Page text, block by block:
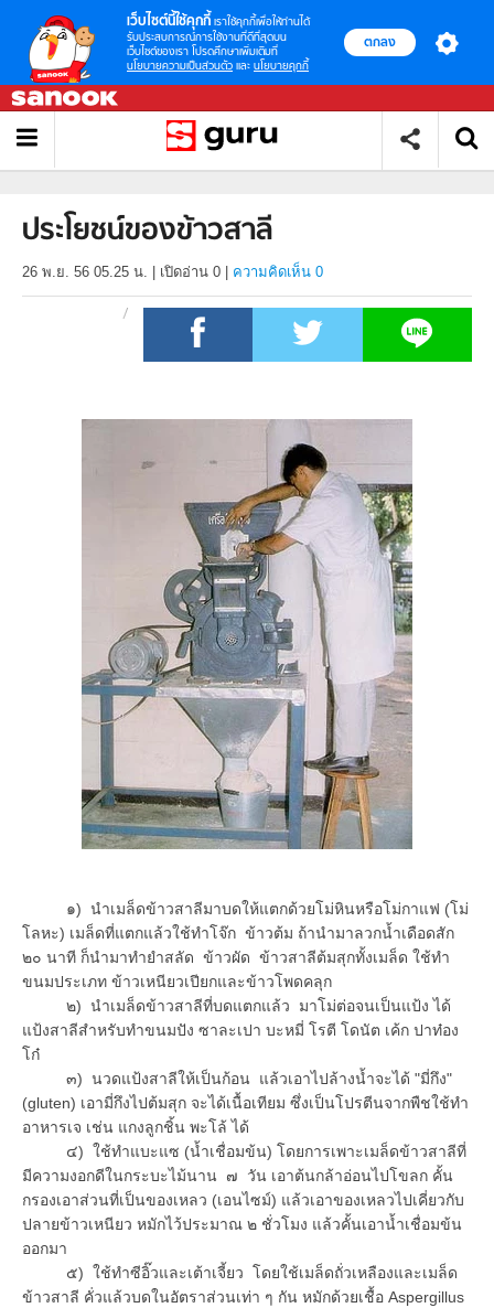
เว็บไซต์นี้ใช้คุกกี้ เราใช้คุกกี้เพื่อให้ท่านได้
รับประสบการณ์การใช้งานที่ดีที่สุดบน
เว็บไซต์ของเรา โปรดศึกษาเพิ่มเติมที่
นโยบายความเป็นส่วนตัว และ นโยบายคุกกี้
ตกลง
ประโยชน์ของข้าวสาลี
26 พ.ย. 56 05.25 น. เปิดอ่าน 0 ความคิดเห็น 0
๑) นำเมล็ดข้าวสาลีมาบดให้แตกด้วยโม่หินหรือโม่กาแฟ (โม่
โลหะ) เมล็ดที่แตกแล้วใช้ทำโจ๊ก ข้าวต้ม ถ้านำมาลวกน้ำเดือดสัก
๒๐ นาที ก็นำมาทำยำสลัด ข้าวผัด ข้าวสาลีต้มสุกทั้งเมล็ด ใช้ทำ
ขนมประเภท ข้าวเหนียวเปียกและข้าวโพดคลุก
๒) นำเมล็ดข้าวสาลีที่บดแตกแล้ว มาโม่ต่อจนเป็นแป้ง ได้
แป้งสาลีสำหรับทำขนมปัง ซาละเปา บะหมี่ โรตี โดนัต เค้ก ปาท๋อง
โก๋
๓) นวดแป้งสาลีให้เป็นก้อน แล้วเอาไปล้างน้ำจะได้ "มี่กึง"
(gluten) เอามี่กึงไปต้มสุก จะได้เนื้อเทียม ซึ่งเป็นโปรตีนจากพืชใช้ทำ
อาหารเจ เช่น แกงลูกชิ้น พะโล้ ได้
๔) ใช้ทำแบะแซ (น้ำเชื่อมข้น) โดยการเพาะเมล็ดข้าวสาลีที่
มีความงอกดีในกระบะไม้นาน ๗ วัน เอาต้นกล้าอ่อนไปโขลก คั้น
กรองเอาส่วนที่เป็นของเหลว (เอนไซม์) แล้วเอาของเหลวไปเคี่ยวกับ
ปลายข้าวเหนียว หมักไว้ประมาณ ๒ ชั่วโมง แล้วคั้นเอาน้ำเชื่อมข้น
ออกมา
๕) ใช้ทำซีอิ๊วและเต้าเจี้ยว โดยใช้เมล็ดถั่วเหลืองและเมล็ด
ข้าวสาลี คั่วแล้วบดในอัตราส่วนเท่า ๆ กัน หมักด้วยเชื้อ Aspergillus